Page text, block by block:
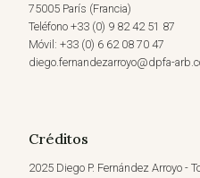
75005 París (Francia)
Teléfono +33 (0) 9 82 42 51 87
Móvil: +33 (0) 6 62 08 70 47
diego.fernandezarroyo@dpfa-
Créditos
2025 Diego P. Fernández Arroyo -